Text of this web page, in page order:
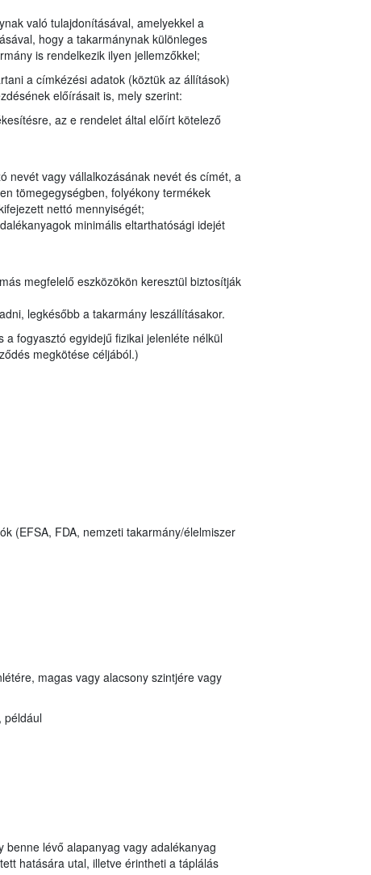
való tulajdonításával, amelyekkel a
hogy a takarmánynak különleges
is rendelkezik ilyen jellemzőkkel;
a címkézési adatok (köztük az állítások)
előírásait is, mely szerint:
az e rendelet által előírt kötelező
vagy vállalkozásának nevét és címét, a
tömegegységben, folyékony termékek
nettó mennyiségét;
minimális eltarthatósági idejét
megfelelő eszközökön keresztül biztosítják
legkésőbb a takarmány leszállításakor.
a fogyasztó egyidejű fizikai jelenléte nélkül
megkötése céljából.)
(EFSA, FDA, nemzeti takarmány/élelmiszer
magas vagy alacsony szintjére vagy
lévő alapanyag vagy adalékanyag
hatására utal, illetve érintheti a táplálás